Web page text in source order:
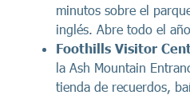
minutos sobre el
inglés. Abre todo el año.
Foothills Visitor
la Ash Mountain
tienda de recuerdos,